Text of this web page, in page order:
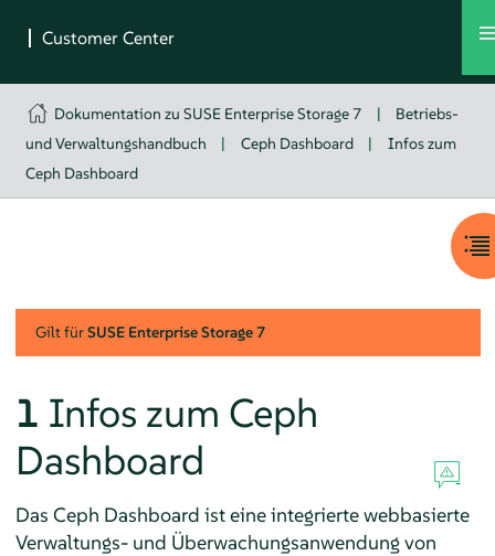
Dokumentation zu SUSE Enterprise Storage 7 |
Betriebs-
und Verwaltungshandbuch
| Ceph Dashboard |
Infos zum
Ceph Dashboard
Gilt fürSUSE Enterprise Storage7
1 Infos zum Ceph
Dashboard
Das Ceph Dashboard ist eine integrierte webbasierte
Verwaltungs- und Überwachungsanwendung von